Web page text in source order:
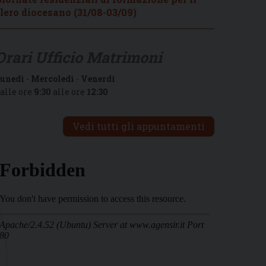
diocesano (31/08-03/09)
- Mercoledì - Venerdì
ore 9:30 alle ore 12:30
Vedi tutti gli appuntamenti